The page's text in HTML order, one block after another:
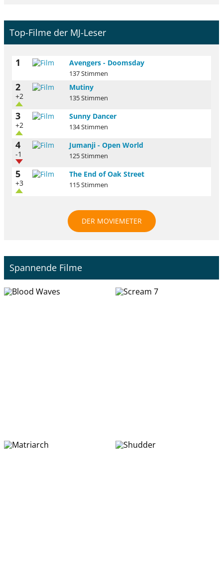
Top-Filme der MJ-Leser
1 Avengers - Doomsday
137 Stimmen
2
+2
Mutiny
135 Stimmen
3
+2
Sunny Dancer
134 Stimmen
4
-1
Jumanji - Open World
125 Stimmen
5
+3
The End of Oak Street
115 Stimmen
DER MOVIEMETER
Spannende Filme